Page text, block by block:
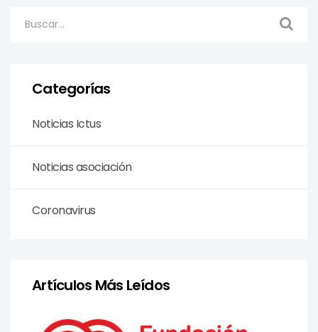
Categorías
Noticias Ictus
Noticias asociación
Coronavirus
Artículos Más Leídos